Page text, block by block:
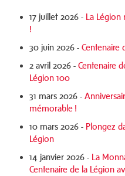
17 juillet 2026 - La Légion
!
30 juin 2026 - Centenaire
2 avril 2026 - Centenaire
Légion 100
31 mars 2026 -
mémorable !
10 mars 2026 - Plongez
Légion
14 janvier 2026 - La
Centenaire de la Légion